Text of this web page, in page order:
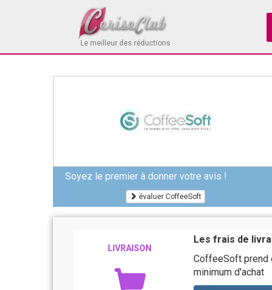
Le meilleur des réductions
Soyez le premier à donner votre avis !
évaluer CoffeeSoft
LIVRAISON
Les frais de
CoffeeSoft prend
minimum d'achat